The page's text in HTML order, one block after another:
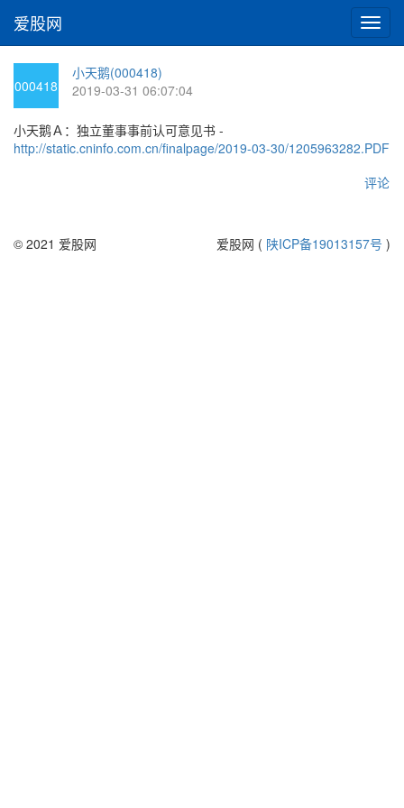
切
换
爱股网
000418
小天鹅(000418)
2019-03-31 06:07:04
小天鹅Ａ：独立董事事前认可意见书 -
http://static.cninfo.com.cn/finalpage/2019-03-30/1205963282.PDF
评论
© 2021 爱股网 爱股网 ( 陕ICP备19013157号 )